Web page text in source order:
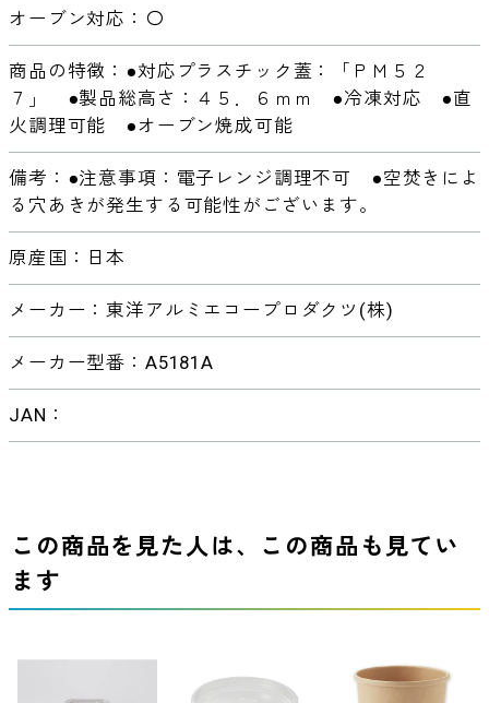
オーブン対応：〇
商品の特徴：●対応プラスチック蓋：「ＰＭ５２
７」 ●製品総高さ：４５．６ｍｍ ●冷凍対応 ●直
火調理可能 ●オーブン焼成可能
備考：●注意事項：電子レンジ調理不可 ●空焚きによ
る穴あきが発生する可能性がございます。
原産国：日本
メーカー：東洋アルミエコープロダクツ(株)
メーカー型番：A5181A
JAN：
この商品を見た人は、この商品も見てい
ます